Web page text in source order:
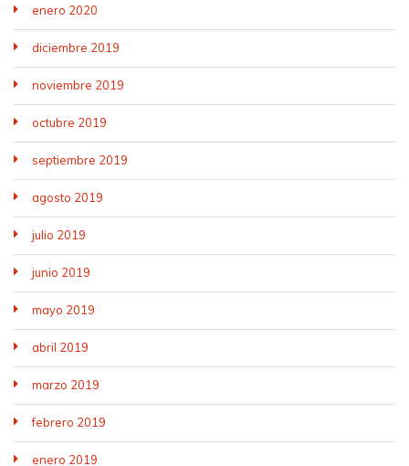
enero 2020
diciembre 2019
noviembre 2019
octubre 2019
septiembre 2019
agosto 2019
julio 2019
junio 2019
mayo 2019
abril 2019
marzo 2019
febrero 2019
enero 2019